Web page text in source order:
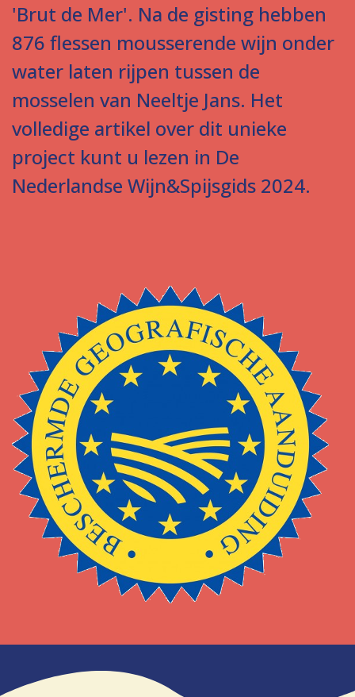
'Brut de Mer'. Na de gisting hebben
876 flessen mousserende wijn onder
water laten rijpen tussen de
mosselen van Neeltje Jans. Het
volledige artikel over dit unieke
project kunt u lezen in De
Nederlandse Wijn&Spijsgids 2024.